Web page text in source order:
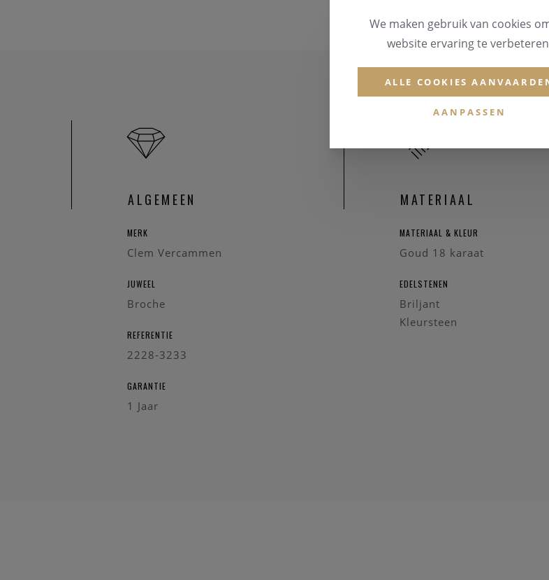
ALGEMEEN
MERK
Clem Vercammen
JUWEEL
Broche
REFERENTIE
2228-3233
GARANTIE
1 Jaar
MATERIAAL
MATERIAAL & KLEUR
Goud 18 karaat
EDELSTENEN
Briljant
Kleursteen
We maken gebruik van cookies
website ervaring te
ALLE COOKIES
AANPASSEN